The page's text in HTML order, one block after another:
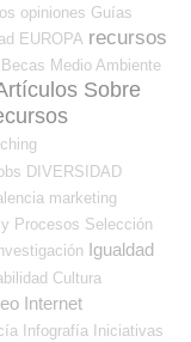
opiniones Guías
EUROPA recursos
Becas Medio Ambiente
Sobre
DIVERSIDAD
marketing
Procesos Selección
Igualdad
Cultura
Internet
Infografía Iniciativas